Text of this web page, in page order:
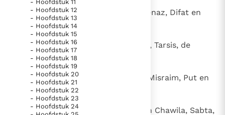
Leer de kostbare parel van Gods koninkrijk te
herkennen
Gods Koninkrijk groeit stilletjes door liefde, niet door
dwang
De mystiek. De mystieke verschijnselen en de
heiligheid
Berichten
Het Vaticaan publiceert een nieuwe Latijnse uitgave
van het Romeins martyrologium
Vaticaanse financiële waakhond verliest autonomie
Paus spreekt het Wereldvoedselprogramma toe
- Hoofdstuk 11
- Hoofdstuk 12
- Hoofdstuk 13
- Hoofdstuk 14
- Hoofdstuk 15
- Hoofdstuk 16
- Hoofdstuk 17
- Hoofdstuk 18
- Hoofdstuk 19
- Hoofdstuk 20
- Hoofdstuk 21
- Hoofdstuk 22
- Hoofdstuk 23
- Hoofdstuk 24
De zonen van Gomer waren Askenaz, Difat en
Togarma.
De zonen van Jawan waren Elisa, Tarsis, de
Kittiërs en de Rodanieten.
De zonen van Cham waren Kus, Misraim, Put en
Kanaän.
De zonen van Kus waren Seba en Chawila, Sabta,